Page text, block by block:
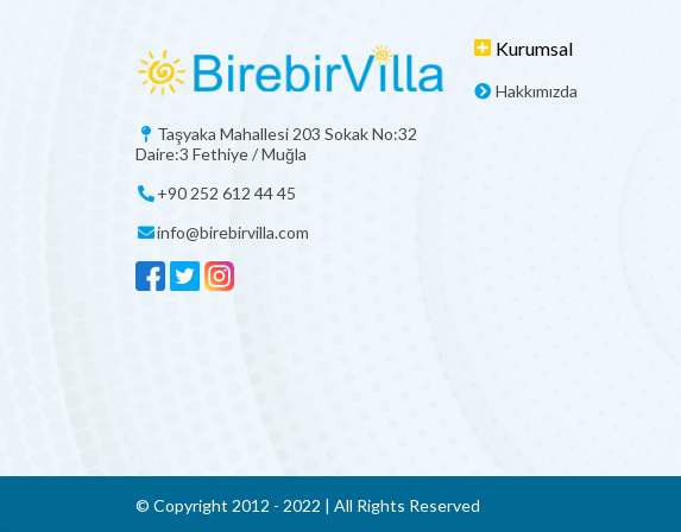
Taşyaka Mahallesi 203 Sokak No:32
Daire:3 Fethiye / Muğla
+90 252 612 44 45
info@birebirvilla.com
Kurumsal
Hakkımızda
© Copyright 2012 - 2022 | All Rights Reserved